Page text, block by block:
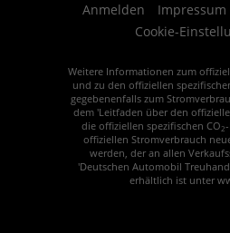
Anmelden Impressum
Cookie-
Weitere Informationen zum
und zu den offiziellen
gegebenenfalls zum
dem 'Leitfaden über den
die offiziellen spezifischen CO 2
offiziellen Stromverbrauch
werden, der an allen
'Deutschen Automobil
erhältlich ist unter